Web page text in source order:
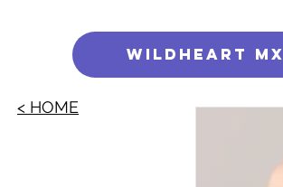
WILDHEART MX
< HOME